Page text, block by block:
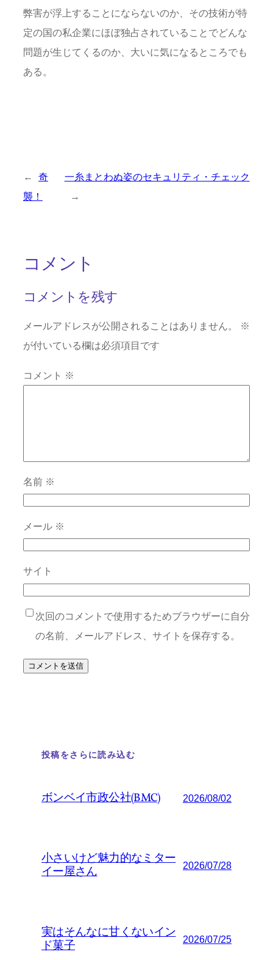
弊害が浮上することにならないのか、その技術が特
定の国の私企業にほぼ独占されていることでどんな
問題が生じてくるのか、大いに気になるところでも
ある。
←
奇
襲！
一糸まとわぬ姿のセキュリティ・チェック
→
コメント
コメントを残す
メールアドレスが公開されることはありません。
※
が付いている欄は必須項目です
コメント ※
名前 ※
メール ※
サイト
次回のコメントで使用するためブラウザーに自分
の名前、メールアドレス、サイトを保存する。
投稿をさらに読み込む
ボンベイ市政公社(BMC) 2026/08/02
小さいけど魅力的なミター
イー屋さん
2026/07/28
実はそんなに甘くないイン
ド菓子
2026/07/25